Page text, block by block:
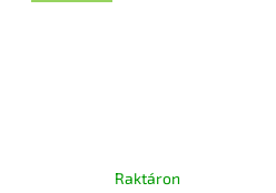
Raktáron